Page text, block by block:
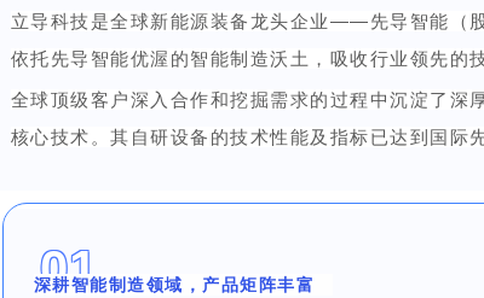
立导科技是全球新能源装备龙头企业——先导智能（
依托先导智能优渥的智能制造沃土，吸收行业领先的
全球顶级客户深入合作和挖掘需求的过程中沉淀了 深
核心技术。其自研设备的技术性能及指标已达到国际
01
深耕智能制造领域，产品矩阵丰富